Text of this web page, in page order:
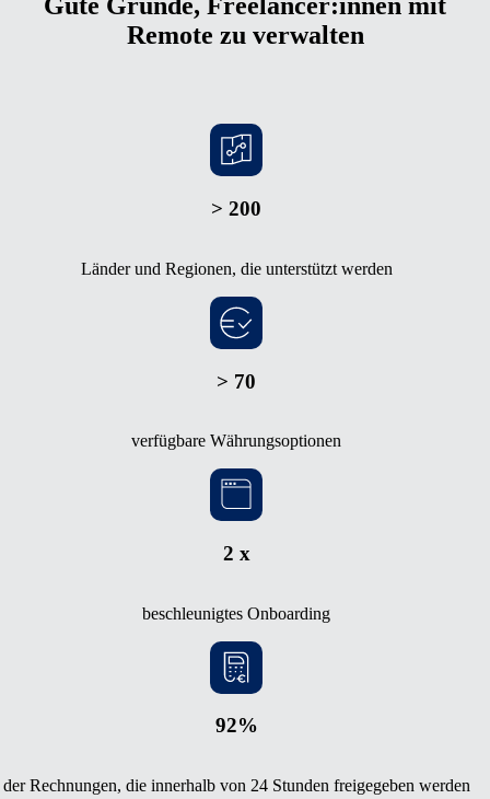
Remote zu verwalten
> 200
Länder und Regionen, die unterstützt werden
> 70
verfügbare Währungsoptionen
2 x
beschleunigtes Onboarding
92%
der Rechnungen, die innerhalb von 24 Stunden freigegeben werden